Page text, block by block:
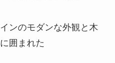
ンのモダンな外観と木
囲まれた